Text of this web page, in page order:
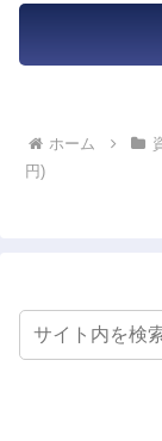
ホーム
円)